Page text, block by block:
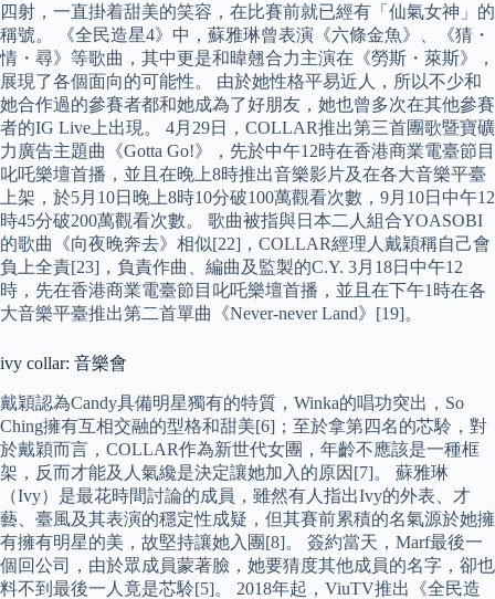
四射，一直掛着甜美的笑容，在比賽前就已經有「仙氣女神」的
稱號。 《全民造星4》中，蘇雅琳曾表演《六條金魚》、《猜・
情・尋》等歌曲，其中更是和暐翹合力主演在《勞斯・萊斯》，
展現了各個面向的可能性。 由於她性格平易近人，所以不少和
她合作過的參賽者都和她成為了好朋友，她也曾多次在其他參賽
者的IG Live上出現。 4月29日，COLLAR推出第三首團歌暨寶礦
力廣告主題曲《Gotta Go!》，先於中午12時在香港商業電臺節目
叱吒樂壇首播，並且在晚上8時推出音樂影片及在各大音樂平臺
上架，於5月10日晚上8時10分破100萬觀看次數，9月10日中午12
時45分破200萬觀看次數。 歌曲被指與日本二人組合YOASOBI
的歌曲《向夜晚奔去》相似[22]，COLLAR經理人戴穎稱自己會
負上全責[23]，負責作曲、編曲及監製的C.Y. 3月18日中午12
時，先在香港商業電臺節目叱吒樂壇首播，並且在下午1時在各
大音樂平臺推出第二首單曲《Never-never Land》[19]。
ivy collar: 音樂會
戴穎認為Candy具備明星獨有的特質，Winka的唱功突出，So
Ching擁有互相交融的型格和甜美[6]；至於拿第四名的芯駖，對
於戴穎而言，COLLAR作為新世代女團，年齡不應該是一種框
架，反而才能及人氣纔是決定讓她加入的原因[7]。 蘇雅琳
（Ivy）是最花時間討論的成員，雖然有人指出Ivy的外表、才
藝、臺風及其表演的穩定性成疑，但其賽前累積的名氣源於她擁
有擁有明星的美，故堅持讓她入團[8]。 簽約當天，Marf最後一
個回公司，由於眾成員蒙著臉，她要猜度其他成員的名字，卻也
料不到最後一人竟是芯駖[5]。 2018年起，ViuTV推出《全民造